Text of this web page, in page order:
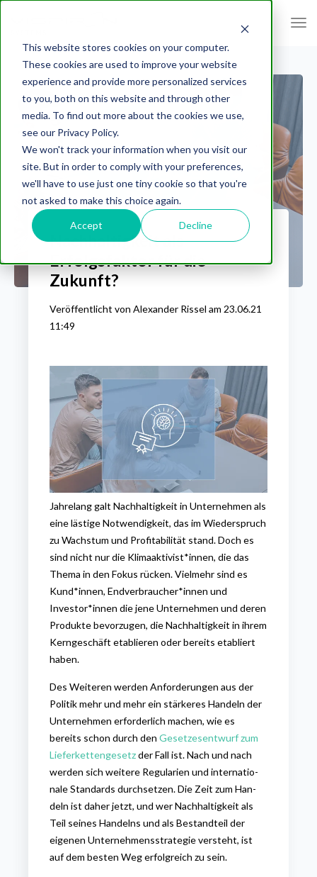
This website stores cookies on your computer.
These cookies are used to improve your website
experience and provide more personalized services
to you, both on this website and through other
media. To find out more about the cookies we use,
see our Privacy Policy.
We won't track your information when you visit our
site. But in order to comply with your preferences,
we'll have to use just one tiny cookie so that you're
not asked to make this choice again.
Accept Decline
Nachhaltigkeit als
Erfolgsfaktor für die
Zukunft?
Veröffentlicht vonAlexander Rissel am 23.06.21
11:49
Jahrelang galt Nachhaltigkeit in Unternehmen als
eine lästige Notwendigkeit, das im Wiederspruch
zu Wachstum und Profitabilität stand. Doch es
sind nicht nur die Klimaaktivist*innen, die das
Thema in den Fokus rücken. Vielmehr sind es
Kund*innen, Endverbraucher*innen und
Investor*innen die jene Unternehmen und deren
Produkte bevorzugen, die Nachhaltigkeit in ihrem
Kerngeschäft etablieren oder bereits etabliert
haben.
Des Weiteren werden Anforderungen aus der
Politik mehr und mehr ein stärkeres Handeln der
Unternehmen erforderlich machen, wie es
bereits schon durch denGesetzesentwurf zum
Lieferkettengesetzder Fall ist. Nach und nach
wer­den sich wei­te­re Regularien und in­ter­na­tio­
na­le Stan­dards durch­set­zen. Die Zeit zum Han­
deln ist da­her jetzt, und wer Nach­hal­tig­keit als
Teil sei­nes Han­delns und als Bestandteil der
eigenen Unternehmensstrategie ver­steht, ist
auf dem bes­ten Weg er­folg­reich zu sein.